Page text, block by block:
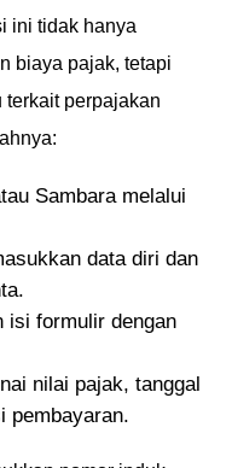
ini tidak hanya
biaya pajak, tetapi
perpajakan
Sambara melalui
data diri dan
isi formulir dengan
nilai pajak, tanggal
pembayaran.